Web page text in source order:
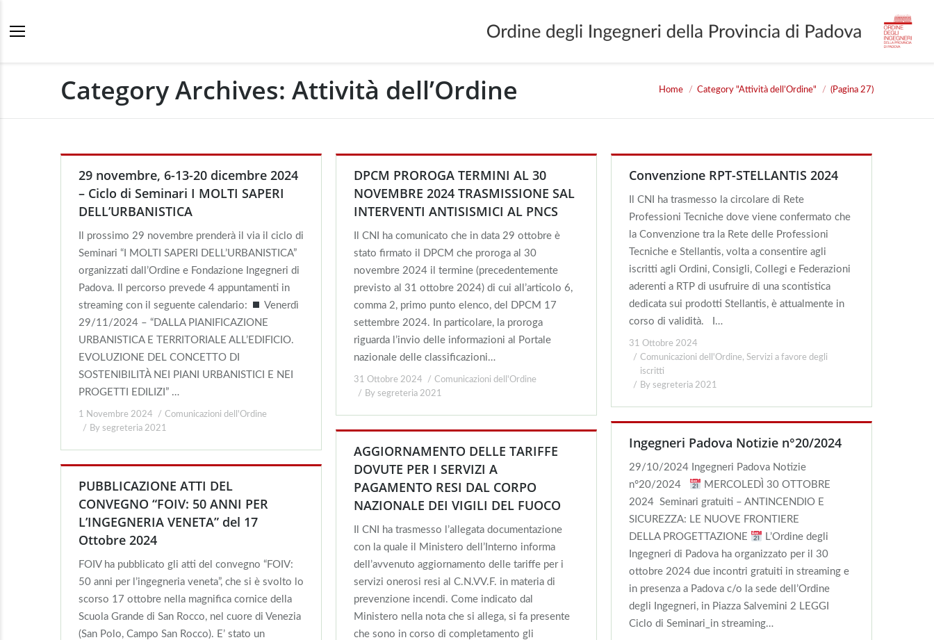
Category Archives: Attività dell’Ordine You are here:Home Category "Attività dell’Ordine" (Pagina 27)
29 novembre, 6-13-20 dicembre 2024
– Ciclo di Seminari I MOLTI SAPERI
DELL’URBANISTICA
Il prossimo 29 novembre prenderà il via il ciclo di
Seminari “I MOLTI SAPERI DELL’URBANISTICA”
organizzati dall’Ordine e Fondazione Ingegneri di
Padova. Il percorso prevede 4 appuntamenti in
streaming con il seguente calendario:
Venerdì
29/11/2024 – “DALLA PIANIFICAZIONE
URBANISTICA E TERRITORIALE ALL’EDIFICIO.
EVOLUZIONE DEL CONCETTO DI
SOSTENIBILITÀ NEI PIANI URBANISTICI E NEI
PROGETTI EDILIZI” …
1 Novembre 2024
Comunicazioni dell'Ordine
By segreteria 2021
DPCM PROROGA TERMINI AL 30
NOVEMBRE 2024 TRASMISSIONE SAL
INTERVENTI ANTISISMICI AL PNCS
Il CNI ha comunicato che in data 29 ottobre è
stato firmato il DPCM che proroga al 30
novembre 2024 il termine (precedentemente
previsto al 31 ottobre 2024) di cui all’articolo 6,
comma 2, primo punto elenco, del DPCM 17
settembre 2024. In particolare, la proroga
riguarda l’invio delle informazioni al Portale
nazionale delle classificazioni…
31 Ottobre 2024
Comunicazioni dell'Ordine
By segreteria 2021
Convenzione RPT-STELLANTIS 2024
Il CNI ha trasmesso la circolare di Rete
Professioni Tecniche dove viene confermato che
la Convenzione tra la Rete delle Professioni
Tecniche e Stellantis, volta a consentire agli
iscritti agli Ordini, Consigli, Collegi e Federazioni
aderenti a RTP di usufruire di una scontistica
dedicata sui prodotti Stellantis, è attualmente in
corso di validità. I…
31 Ottobre 2024
Comunicazioni dell'Ordine, Servizi a favore degli
iscritti
By segreteria 2021
Ingegneri Padova Notizie n°20/2024
29/10/2024 Ingegneri Padova Notizie
n°20/2024
MERCOLEDÌ 30 OTTOBRE
2024 Seminari gratuiti – ANTINCENDIO E
SICUREZZA: LE NUOVE FRONTIERE
DELLA PROGETTAZIONE
L’Ordine degli
Ingegneri di Padova ha organizzato per il 30
ottobre 2024 due incontri gratuiti in streaming e
in presenza a Padova c/o la sede dell’Ordine
degli Ingegneri, in Piazza Salvemini 2 LEGGI
Ciclo di Seminari_in streaming…
AGGIORNAMENTO DELLE TARIFFE
DOVUTE PER I SERVIZI A
PAGAMENTO RESI DAL CORPO
NAZIONALE DEI VIGILI DEL FUOCO
Il CNI ha trasmesso l’allegata documentazione
con la quale il Ministero dell’Interno informa
dell’avvenuto aggiornamento delle tariffe per i
servizi onerosi resi al C.N.VV.F. in materia di
prevenzione incendi. Come indicato dal
Ministero nella nota che si allega, si fa presente
che sono in corso di completamento gli
PUBBLICAZIONE ATTI DEL
CONVEGNO “FOIV: 50 ANNI PER
L’INGEGNERIA VENETA” del 17
Ottobre 2024
FOIV ha pubblicato gli atti del convegno “FOIV:
50 anni per l’ingegneria veneta”, che si è svolto lo
scorso 17 ottobre nella magnifica cornice della
Scuola Grande di San Rocco, nel cuore di Venezia
(San Polo, Campo San Rocco). E’ stato un